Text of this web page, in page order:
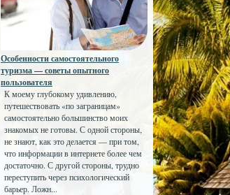
Особенности самостоятельного
туризма — советы опытного
пользователя
К моему глубокому удивлению,
путешествовать «по заграницам»
самостоятельно большинство моих
знакомых не готовы. С одной стороны,
не знают, как это делается — при том,
что информации в интернете более чем
достаточно. С другой стороны, трудно
переступить через психологический
барьер. Ложн...